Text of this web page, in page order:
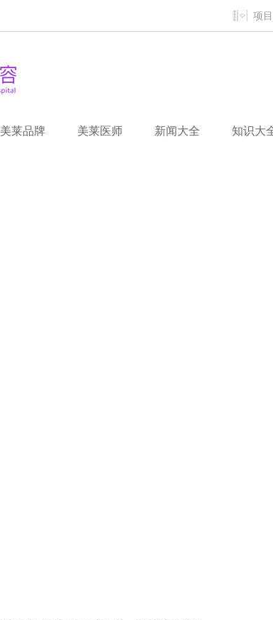
项
美莱品牌 美莱医师 新闻大全 知识大